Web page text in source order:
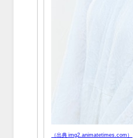
（出典 img2.animatetimes.com）